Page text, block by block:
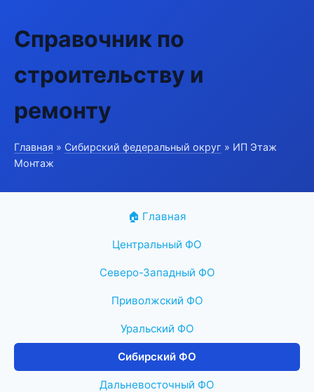
Справочник по
строительству и
ремонту
Главная » Сибирский федеральный округ » ИП Этаж
Монтаж
🏠 Главная
Центральный ФО
Северо-Западный ФО
Приволжский ФО
Уральский ФО
Сибирский ФО
Дальневосточный ФО